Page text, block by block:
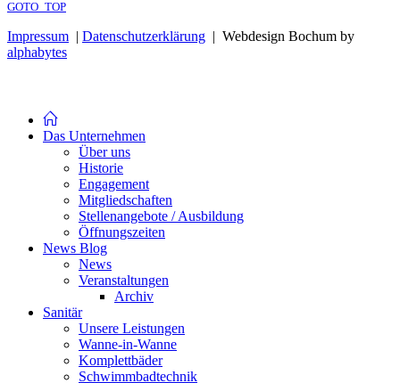
GOTO_TOP
Impressum | Datenschutzerklärung | Webdesign Bochum by
alphabytes
Das Unternehmen
Über uns
Historie
Engagement
Mitgliedschaften
Stellenangebote / Ausbildung
Öffnungszeiten
News Blog
News
Veranstaltungen
Archiv
Sanitär
Unsere Leistungen
Wanne-in-Wanne
Komplettbäder
Schwimmbadtechnik